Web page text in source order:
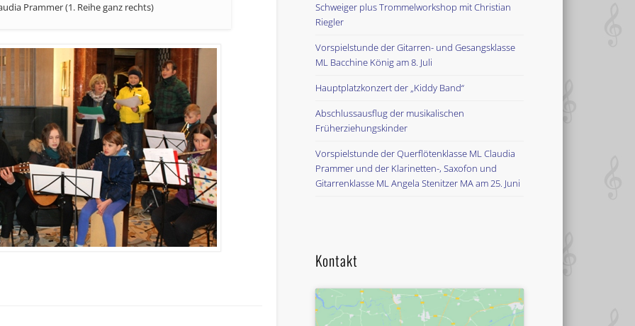
Prammer (1. Reihe ganz rechts)
Schweiger plus Trommelworkshop mit Christian
Riegler
Vorspielstunde der Gitarren- und Gesangsklasse
ML Bacchine König am 8. Juli
Hauptplatzkonzert der „Kiddy Band“
Abschlussausflug der musikalischen
Früherziehungskinder
Vorspielstunde der Querflötenklasse ML Claudia
Prammer und der Klarinetten-, Saxofon und
Gitarrenklasse ML Angela Stenitzer MA am 25. Juni
Kontakt